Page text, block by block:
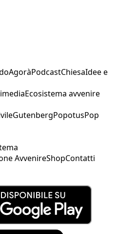
AgoràPodcastChiesaIdee e
Ecosistema avvenire
GutenbergPopotusPop
AvvenireShopContatti